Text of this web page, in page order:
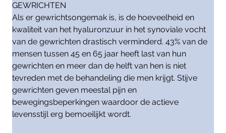
GEWRICHTEN
Als er gewrichtsongemak is, is de hoeveelheid en
kwaliteit van het hyaluronzuur in het synoviale vocht
van de gewrichten drastisch verminderd. 43% van de
mensen tussen 45 en 65 jaar heeft last van hun
gewrichten en meer dan de helft van hen is niet
tevreden met de behandeling die men krijgt. Stijve
gewrichten geven meestal pijn en
bewegingsbeperkingen waardoor de actieve
levensstijl erg bemoeilijkt wordt.